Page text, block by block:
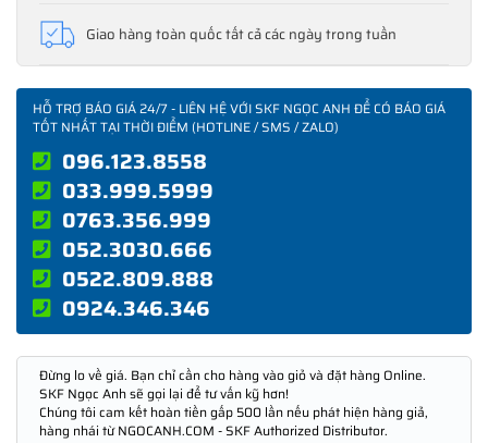
Giao hàng toàn quốc tất cả các ngày trong tuần
HỖ TRỢ BÁO GIÁ 24/7 - LIÊN HỆ VỚI SKF NGỌC ANH ĐỂ CÓ BÁO GIÁ
TỐT NHẤT TẠI THỜI ĐIỂM (HOTLINE / SMS / ZALO)
096.123.8558
033.999.5999
0763.356.999
052.3030.666
0522.809.888
0924.346.346
Đừng lo về giá. Bạn chỉ cần cho hàng vào giỏ và đặt hàng Online.
SKF Ngọc Anh sẽ gọi lại để tư vấn kỹ hơn!
Chúng tôi cam kết hoàn tiền gấp 500 lần nếu phát hiện hàng giả,
hàng nhái từ NGOCANH.COM - SKF Authorized Distributor.